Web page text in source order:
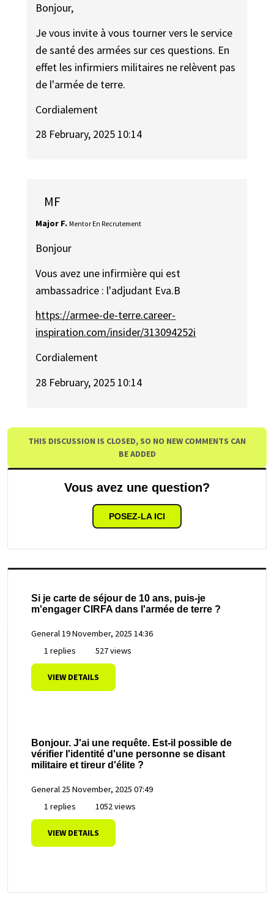
Bonjour,
Je vous invite à vous tourner vers le service
de santé des armées sur ces questions. En
effet les infirmiers militaires ne relèvent pas
de l'armée de terre.
Cordialement ​​​​
28 February, 2025 10:14
MF
Major F. Mentor En Recrutement
Bonjour
Vous avez une infirmière qui est
ambassadrice : l'adjudant Eva.B
https://armee-de-terre.career-
inspiration.com/insider/313094252i
Cordialement
28 February, 2025 10:14
THIS DISCUSSION IS CLOSED, SO NO NEW COMMENTS CAN
BE ADDED
Vous avez une question?
POSEZ-LA ICI
Si je carte de séjour de 10 ans, puis-je
m'engager CIRFA dans l'armée de terre ?
General19 November, 2025 14:36
1 replies
527 views
VIEW DETAILS
Bonjour. J'ai une requête. Est-il possible de
vérifier l'identité d'une personne se disant
militaire et tireur d'élite ?
General 25 November, 2025 07:49
1 replies
1052 views
VIEW DETAILS